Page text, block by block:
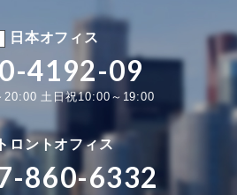
日本オフィス
4192-09
20:00 土日祝10:00～19:00
トロントオフィス
860-6332